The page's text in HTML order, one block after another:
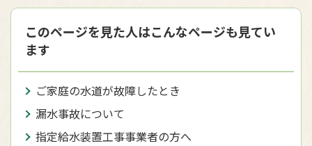
このページを見た人はこんなページも見てい
ます
ご家庭の水道が故障したとき
漏水事故について
指定給水装置工事事業者の方へ